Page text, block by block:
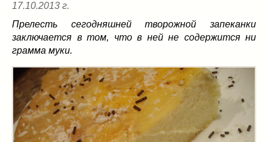
супы(99)
борщ
(5)
молочные (4)
свекольник
солянка(4)
суп с фрикадельками(8)
суп-пюре(10)
холодные супы(22)
тушеное(42)
17.10.2013 г.
Прелесть сегодняшней творожной запеканки
заключается в том, что в ней не содержится ни
грамма муки.